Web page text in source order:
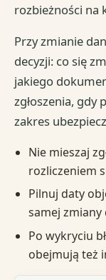
rozbieżności na
Przy zmianie
decyzji: co się
jakiego
zgłoszenia, gdy
zakres
Nie mieszaj
rozliczeniem
Pilnuj daty
samej zmiany
Po wykryciu
obejmują też